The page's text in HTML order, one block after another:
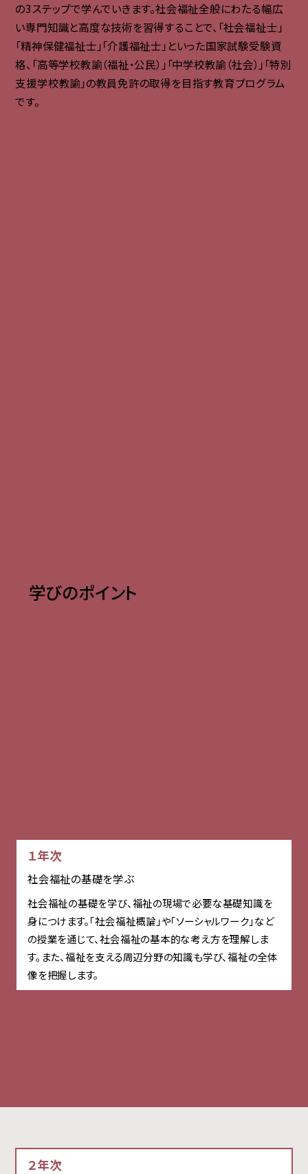
の3ステップで学んでいきます。社会福祉全般にわたる幅広
い専門知識と高度な技術を習得することで、「社会福祉士」
「精神保健福祉士」「介護福祉士」といった国家試験受験資
格、「高等学校教諭（福祉・公民）」「中学校教諭（社会）」「特別
支援学校教諭」の教員免許の取得を目指す教育プログラム
です。
学びのポイント
１年次
社会福祉の基礎を学ぶ
社会福祉の基礎を学び、福祉の現場で必要な基礎知識を
身につけます。「社会福祉概論」や「ソーシャルワーク」など
の授業を通じて、社会福祉の基本的な考え方を理解しま
す。また、福祉を支える周辺分野の知識も学び、福祉の全体
像を把握します。
２年次